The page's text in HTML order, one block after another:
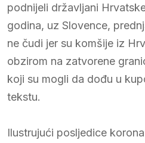
podnijeli državljani
godina, uz Slovence,
ne čudi jer su komšije iz
obzirom na zatvorene
koji su mogli da dođu u
tekstu.
Ilustrujući posljedice